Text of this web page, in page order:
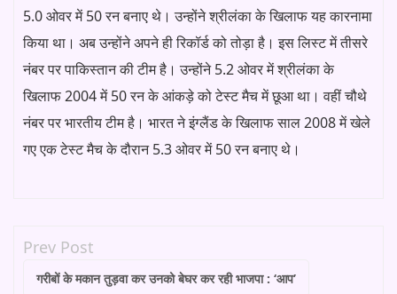
5.0 ओवर में 50 रन बनाए थे। उन्होंने श्रीलंका के खिलाफ यह कारनामा
किया था। अब उन्होंने अपने ही रिकॉर्ड को तोड़ा है। इस लिस्ट में तीसरे
नंबर पर पाकिस्तान की टीम है। उन्होंने 5.2 ओवर में श्रीलंका के
खिलाफ 2004 में 50 रन के आंकड़े को टेस्ट मैच में छूआ था। वहीं चौथे
नंबर पर भारतीय टीम है। भारत ने इंग्लैंड के खिलाफ साल 2008 में खेले
गए एक टेस्ट मैच के दौरान 5.3 ओवर में 50 रन बनाए थे।
Prev Post
गरीबों के मकान तुड़वा कर उनको बेघर कर रही भाजपा : ‘आप’